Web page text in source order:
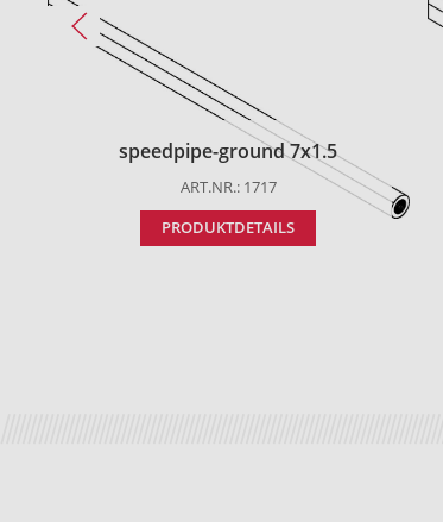
speedpipe-ground 7x1.5
ART.NR.: 1717
PRODUKTDETAILS